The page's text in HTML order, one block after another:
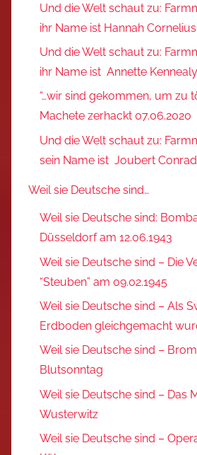
Und die Welt schaut zu:
ihr Name ist Hannah Cornelius
Und die Welt schaut zu:
ihr Name ist Annette Kennealy
“…wir sind gekommen, um zu
Machete zerhackt 07.06.2020
Und die Welt schaut zu:
sein Name ist Joubert
Weil sie Deutsche sind…
Weil sie Deutsche sind:
Düsseldorf am 12.06.1943
Weil sie Deutsche sind – Die
“Steuben” am 09.02.1945
Weil sie Deutsche sind – Als
Erdboden gleichgemacht
Weil sie Deutsche sind –
Blutsonntag
Weil sie Deutsche sind – Das
Wusterwitz
Weil sie Deutsche sind –